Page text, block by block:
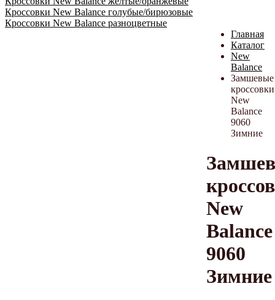
Кроссовки New Balance голубые/бирюзовые
Кроссовки New Balance разноцветные
Главная
Каталог
New
Balance
Замшевые
кроссовки
New
Balance
9060
Зимние
New
Balance
9060
Зимние